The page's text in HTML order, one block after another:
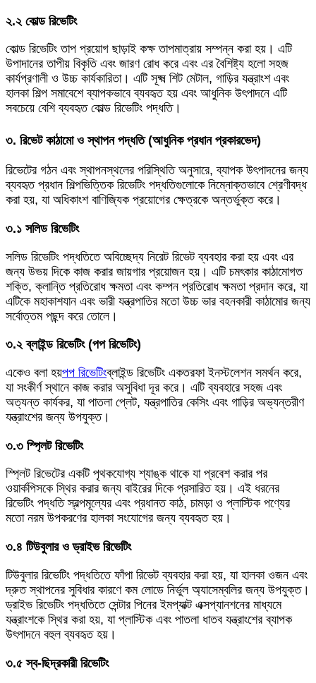
২.২ কোল্ড রিভেটিং
কোল্ড রিভেটিং তাপ প্রয়োগ ছাড়াই কক্ষ তাপমাত্রায় সম্পন্ন করা হয়। এটি
উপাদানের তাপীয় বিকৃতি এবং জারণ রোধ করে এবং এর বৈশিষ্ট্য হলো সহজ
কার্যপ্রণালী ও উচ্চ কার্যকারিতা। এটি সূক্ষ্ম শিট মেটাল, গাড়ির যন্ত্রাংশ এবং
হালকা শিল্প সমাবেশে ব্যাপকভাবে ব্যবহৃত হয় এবং আধুনিক উৎপাদনে এটি
সবচেয়ে বেশি ব্যবহৃত কোল্ড রিভেটিং পদ্ধতি।
৩. রিভেট কাঠামো ও স্থাপন পদ্ধতি (আধুনিক প্রধান প্রকারভেদ)
রিভেটের গঠন এবং স্থাপনস্থলের পরিস্থিতি অনুসারে, ব্যাপক উৎপাদনের জন্য
ব্যবহৃত প্রধান শিল্পভিত্তিক রিভেটিং পদ্ধতিগুলোকে নিম্নোক্তভাবে শ্রেণীবদ্ধ
করা হয়, যা অধিকাংশ বাণিজ্যিক প্রয়োগের ক্ষেত্রকে অন্তর্ভুক্ত করে।
৩.১ সলিড রিভেটিং
সলিড রিভেটিং পদ্ধতিতে অবিচ্ছেদ্য নিরেট রিভেট ব্যবহার করা হয় এবং এর
জন্য উভয় দিকে কাজ করার জায়গার প্রয়োজন হয়। এটি চমৎকার কাঠামোগত
শক্তি, ক্লান্তি প্রতিরোধ ক্ষমতা এবং কম্পন প্রতিরোধ ক্ষমতা প্রদান করে, যা
এটিকে মহাকাশযান এবং ভারী যন্ত্রপাতির মতো উচ্চ ভার বহনকারী কাঠামোর জন্য
সর্বোত্তম পছন্দ করে তোলে।
৩.২ ব্লাইন্ড রিভেটিং (পপ রিভেটিং)
একেও বলা হয়পপ রিভেটিংব্লাইন্ড রিভেটিং একতরফা ইনস্টলেশন সমর্থন করে,
যা সংকীর্ণ স্থানে কাজ করার অসুবিধা দূর করে। এটি ব্যবহারে সহজ এবং
অত্যন্ত কার্যকর, যা পাতলা প্লেট, যন্ত্রপাতির কেসিং এবং গাড়ির অভ্যন্তরীণ
যন্ত্রাংশের জন্য উপযুক্ত।
৩.৩ স্প্লিট রিভেটিং
স্প্লিট রিভেটের একটি পৃথকযোগ্য শ্যাঙ্ক থাকে যা প্রবেশ করার পর
ওয়ার্কপিসকে স্থির করার জন্য বাইরের দিকে প্রসারিত হয়। এই ধরনের
রিভেটিং পদ্ধতি স্বল্পমূল্যের এবং প্রধানত কাঠ, চামড়া ও প্লাস্টিক পণ্যের
মতো নরম উপকরণের হালকা সংযোগের জন্য ব্যবহৃত হয়।
৩.৪ টিউবুলার ও ড্রাইভ রিভেটিং
টিউবুলার রিভেটিং পদ্ধতিতে ফাঁপা রিভেট ব্যবহার করা হয়, যা হালকা ওজন এবং
দ্রুত স্থাপনের সুবিধার কারণে কম লোডে নির্ভুল অ্যাসেম্বলির জন্য উপযুক্ত।
ড্রাইভ রিভেটিং পদ্ধতিতে সেন্টার পিনের ইমপ্যাক্ট এক্সপ্যানশনের মাধ্যমে
যন্ত্রাংশকে স্থির করা হয়, যা প্লাস্টিক এবং পাতলা ধাতব যন্ত্রাংশের ব্যাপক
উৎপাদনে বহুল ব্যবহৃত হয়।
৩.৫ স্ব-ছিদ্রকারী রিভেটিং